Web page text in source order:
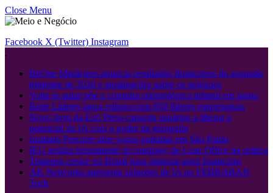
Close Menu
Facebook X (Twitter) Instagram
.
BeOne Medicines anuncia resultados financeiros do segundo
trimestre de 2026 e atualizações sobre os negócios
Volta às aulas põe a consulta odontológica infantil em pauta
Rede Líderes lança editora com 850 líderes empresariais
Novo livro da Esri Press capacita usuários a liberar o
potencial da IA ​​com o poder da geografia
Instituto Percorre abre vagas gratuitas em São Paulo
IEG realiza treinamento in company de Lean Office na prática
Temenos cresce no Brasil para otimizar setor financeiro
AK Networks apresenta soluções de IA no FEBRABAN
Tech